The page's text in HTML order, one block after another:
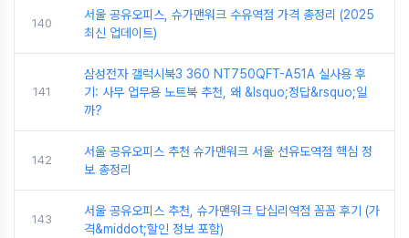
140
서울 공유오피스, 슈가맨워크 수유역점 가격 총정리 (2025
최신 업데이트)
141
삼성전자 갤럭시북3 360 NT750QFT-A51A 실사용 후
기: 사무 업무용 노트북 추천, 왜 &lsquo;정답&rsquo;일
까?
142
서울 공유오피스 추천 슈가맨워크 서울 선유도역점 핵심 정
보 총정리
143
서울 공유오피스 추천, 슈가맨워크 답십리역점 꼼꼼 후기 (가
격&middot;할인 정보 포함)